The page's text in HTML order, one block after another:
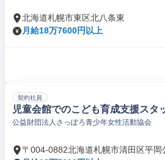
北海道札幌市東区北八条東
月給18万7600円以上
契約社員
児童会館でのこども育成支援スタ
公益財団法人さっぽろ青少年女性活動協会
〒004-0882北海道札幌市清田区平岡